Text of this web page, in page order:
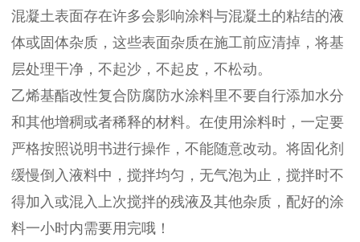
混凝土表面存在许多会影响涂料与混凝土的粘结的液
体或固体杂质，这些表面杂质在施工前应清掉，将基
层处理干净，不起沙，不起皮，不松动。
乙烯基酯改性复合防腐防水涂料里不要自行添加水分
和其他增稠或者稀释的材料。在使用涂料时，一定要
严格按照说明书进行操作，不能随意改动。将固化剂
缓慢倒入液料中，搅拌均匀，无气泡为止，搅拌时不
得加入或混入上次搅拌的残液及其他杂质，配好的涂
料一小时内需要用完哦！